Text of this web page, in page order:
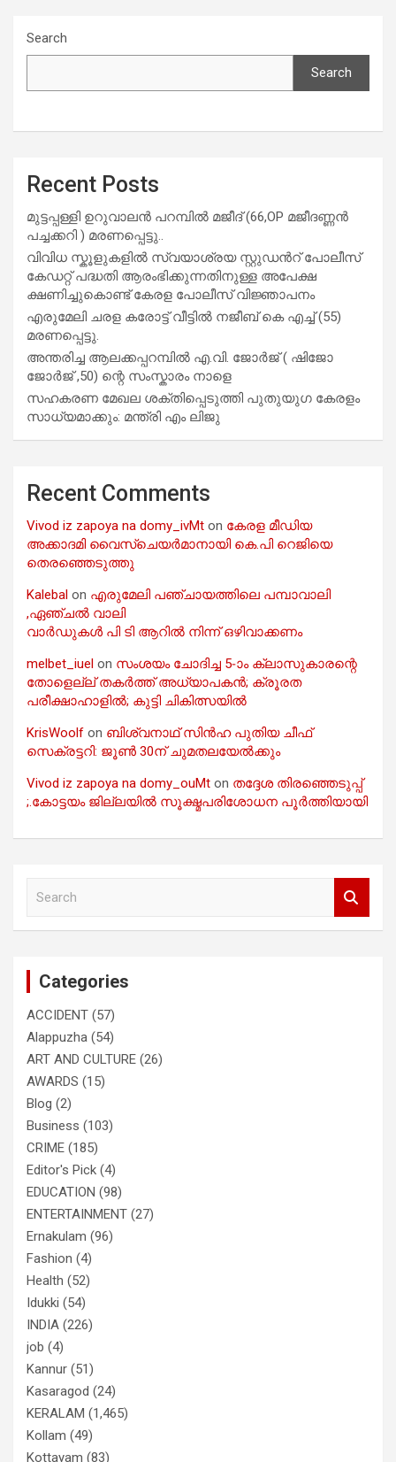
Search
Search
Recent Posts
മുട്ടപ്പള്ളി ഉറുവാലൻ പറമ്പിൽ മജീദ് (66,OP മജീദണ്ണൻ
പച്ചക്കറി ) മരണപ്പെട്ടു..
വിവിധ സ്കൂളുകളില്‍ സ്വയാശ്രയ സ്റ്റുഡന്‍റ് പോലീസ്
കേഡറ്റ് പദ്ധതി ആരംഭിക്കുന്നതിനുള്ള അപേക്ഷ
ക്ഷണിച്ചുകൊണ്ട് കേരള പോലീസ് വിജ്ഞാപനം
എരുമേലി ചരള കരോട്ട് വീട്ടിൽ നജീബ് കെ എച്ച് (55)
മരണപ്പെട്ടു.
അന്തരിച്ച ആ​ല​ക്ക​പ്പ​റമ്പിൽ​ എ.​വി. ജോ​ർ​ജ് ( ഷിജോ
ജോർജ് ,50) ന്റെ സംസ്കാരം നാളെ
സഹകരണ മേഖല ശക്തിപ്പെടുത്തി പുതുയുഗ കേരളം
സാധ്യമാക്കും: മന്ത്രി എം ലിജു
Recent Comments
Vivod iz zapoya na domy_ivMt on കേരള മീഡിയ
അക്കാദമി വൈസ്ചെയർമാനായി കെ.പി റെജിയെ
തെരഞ്ഞെടുത്തു
Kalebal on എരുമേലി പഞ്ചായത്തിലെ പമ്പാവാലി
,ഏഞ്ചൽ വാലി
വാർഡുകൾ പി ടി ആറിൽ നിന്ന് ഒഴിവാക്കണം
melbet_iuel on സംശയം ചോദിച്ച 5-ാം ക്ലാസുകാരന്റെ
തോളെല്ല് തകർത്ത് അധ്യാപകൻ; ക്രൂരത
പരീക്ഷാഹാളിൽ; കുട്ടി ചികിത്സയിൽ
KrisWoolf on ബിശ്വനാഥ് സിൻഹ പുതിയ ചീഫ്
സെക്രട്ടറി: ജൂൺ 30ന് ചുമതലയേൽക്കും
Vivod iz zapoya na domy_ouMt on തദ്ദേശ തിരഞ്ഞെടുപ്പ്
;.കോട്ടയം ജില്ലയിൽ സൂക്ഷ്മപരിശോധന പൂർത്തിയായി
Categories
ACCIDENT (57)
Alappuzha (54)
ART AND CULTURE (26)
AWARDS (15)
Blog (2)
Business (103)
CRIME (185)
Editor's Pick (4)
EDUCATION (98)
ENTERTAINMENT (27)
Ernakulam (96)
Fashion (4)
Health (52)
Idukki (54)
INDIA (226)
job (4)
Kannur (51)
Kasaragod (24)
KERALAM (1,465)
Kollam (49)
Kottayam (83)